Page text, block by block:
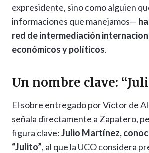
expresidente, sino como alguien
informaciones que manejamos—
red de intermediación
económicos y políticos.
Un nombre clave:
El sobre entregado por Víctor de
señala directamente a Zapatero,
figura clave:Julio Martínez,
“Julito”, al que la UCO considera